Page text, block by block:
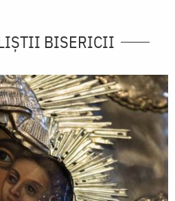
BISERICII